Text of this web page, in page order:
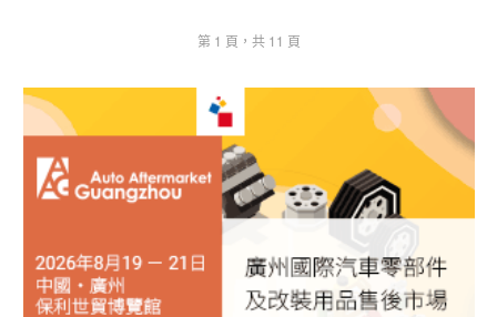
第 1 頁，共 11 頁